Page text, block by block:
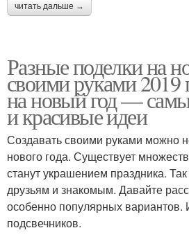
читать дальше →
Разные поделки на
своими руками 2019
на новый год —
и красивые идеи
Создавать своими руками можно
нового года. Существует
станут украшением праздника.
друзьям и знакомым. Давайте
особенно популярных вариантов.
подсвечников.